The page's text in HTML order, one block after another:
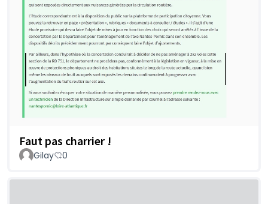
Faut pas charrier !
Gilay 0